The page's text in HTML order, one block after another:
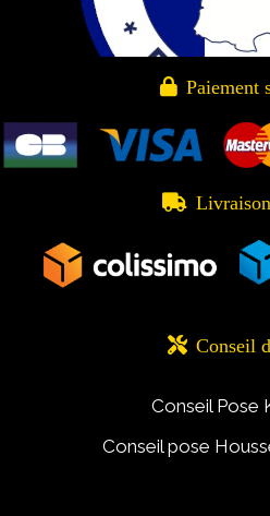
 Paiement

 Conseil
Conseil Pose
Conseil pose